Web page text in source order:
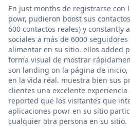
En just months de registrarse con
powr, pudieron boost sus
600 contactos reales) y constantly
sociales a más de 6000
alimentar en su sitio. ellos added
forma visual de mostrar
son landing on la página de inicio,
en la vida real. muestra bien sus
clientes una excelente
reported que los visitantes que
aplicaciones powr en su sitio
cualquier otra persona en su sitio.